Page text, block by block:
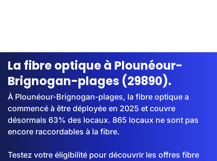
Streaming
La fibre optique à Plounéour-
Brignogan-plages (29890).
À Plounéour-Brignogan-plages, la fibre optique a
commencé à être déployée en 2025 et couvre
désormais 63% des locaux. 865 locaux ne sont pas
encore raccordables à la fibre.
Testez votre éligibilité pour découvrir les offres fibre